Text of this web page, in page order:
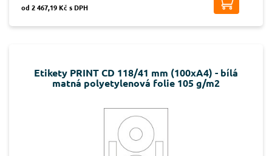
od 2 467,19 Kč s DPH
Etikety PRINT CD 118/41 mm (100xA4) - bílá
matná polyetylenová folie 105 g/m2